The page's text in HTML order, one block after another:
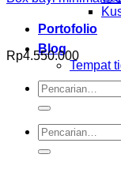
Portofolio
Blog
Tempat
Pencarian
untuk:
Pencarian
untuk:
Rp4.550.000